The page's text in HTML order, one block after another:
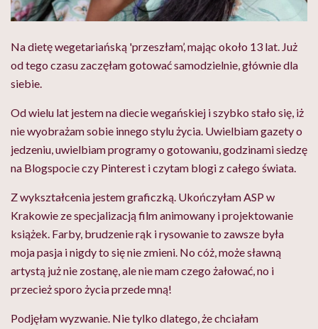
Na dietę wegetariańską 'przeszłam’, mając około 13 lat. Już
od tego czasu zaczęłam gotować samodzielnie, głównie dla
siebie.
Od wielu lat jestem na diecie wegańskiej i szybko stało się, iż
nie wyobrażam sobie innego stylu życia. Uwielbiam gazety o
jedzeniu, uwielbiam programy o gotowaniu, godzinami siedzę
na Blogspocie czy Pinterest i czytam blogi z całego świata.
Z wykształcenia jestem graficzką. Ukończyłam ASP w
Krakowie ze specjalizacją film animowany i projektowanie
książek. Farby, brudzenie rąk i rysowanie to zawsze była
moja pasja i nigdy to się nie zmieni. No cóż, może sławną
artystą już nie zostanę, ale nie mam czego żałować, no i
przecież sporo życia przede mną!
Podjęłam wyzwanie. Nie tylko dlatego, że chciałam